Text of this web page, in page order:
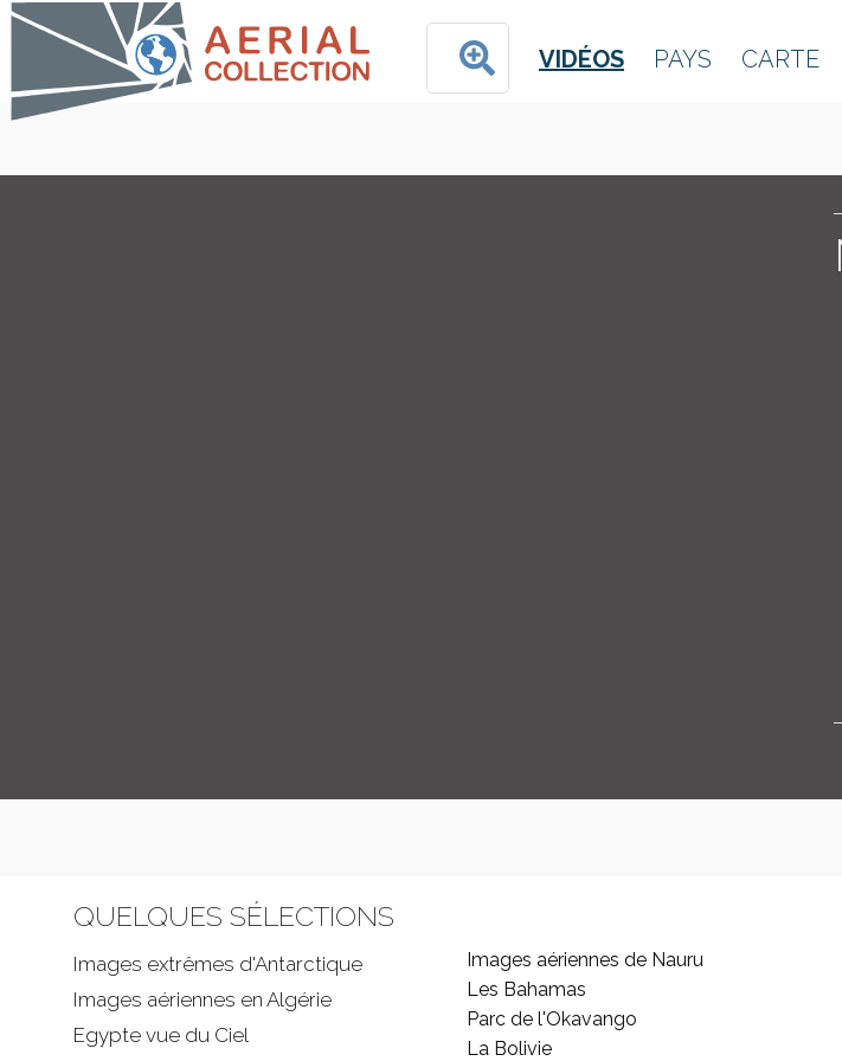
VIDÉOS PAYS CARTE
QUELQUES SÉLECTIONS
Images extrêmes d'Antarctique
Images aériennes en Algérie
Egypte vue du Ciel
Images aériennes de Nauru
Les Bahamas
Parc de l'Okavango
La Bolivie